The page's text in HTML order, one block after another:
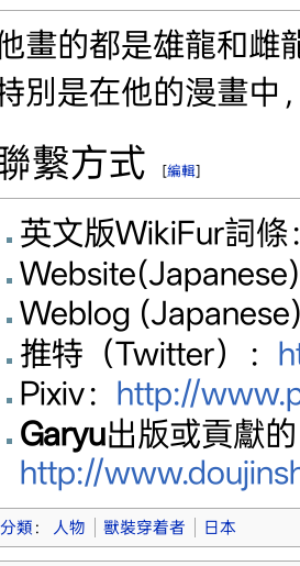
畫的都是雄龍和雌
別是在他的漫畫中
繫方式 [編輯]
英文版WikiFur詞條
Weblog
推特（Twitter）：
Pixiv： http://
Garyu出版或貢獻
http://
分類 ： 人物 獸裝穿着者 日本